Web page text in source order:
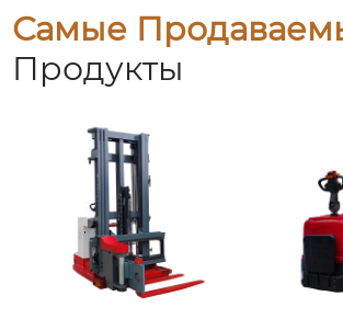
Самые
Продукты